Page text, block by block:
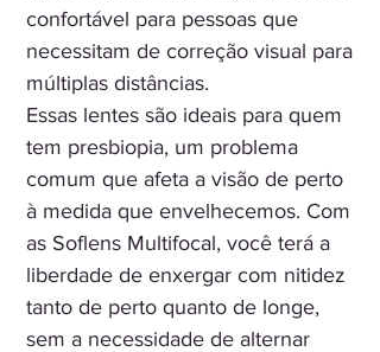
confortável para pessoas que
necessitam de correção visual para
múltiplas distâncias.
Essas lentes são ideais para quem
tem presbiopia, um problema
comum que afeta a visão de perto
à medida que envelhecemos. Com
as Soflens Multifocal, você terá a
liberdade de enxergar com nitidez
tanto de perto quanto de longe,
sem a necessidade de alternar